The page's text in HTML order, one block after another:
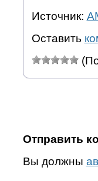
Источник:
Оставить
Отправить
Вы должны